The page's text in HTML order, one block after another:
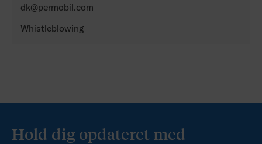
dk@permobil.com
Whistleblowing
Hold dig opdateret med